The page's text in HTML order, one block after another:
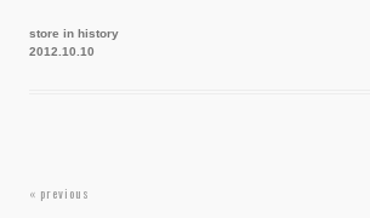
store in history
2012.10.10
投
« previous